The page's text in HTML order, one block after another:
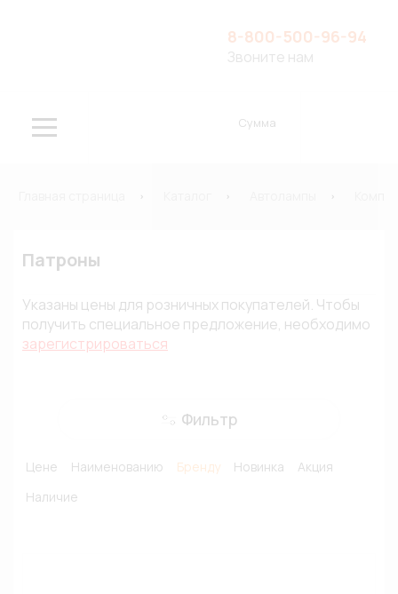
8-800-500-96-94
Звоните нам
Сумма
Патроны
Указаны цены для розничных покупателей. Чтобы
получить специальное предложение, необходимо
зарегистрироваться
Фильтр
Цене Наименованию Бренду Новинка
Акция
Наличие